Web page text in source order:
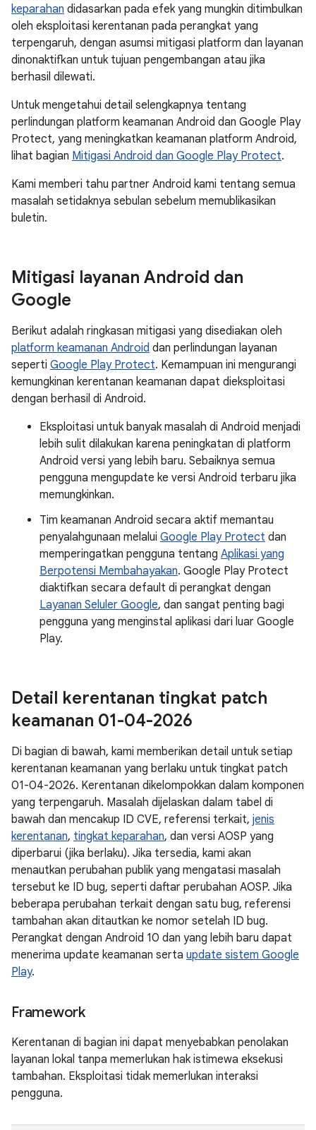
keparahan didasarkan pada efek yang mungkin ditimbulkan
oleh eksploitasi kerentanan pada perangkat yang
terpengaruh, dengan asumsi mitigasi platform dan layanan
dinonaktifkan untuk tujuan pengembangan atau jika
berhasil dilewati.
Untuk mengetahui detail selengkapnya tentang
perlindungan platform keamanan Android dan Google Play
Protect, yang meningkatkan keamanan platform Android,
lihat bagian Mitigasi Android dan Google Play Protect.
Kami memberi tahu partner Android kami tentang semua
masalah setidaknya sebulan sebelum memublikasikan
buletin.
Mitigasi layanan Android dan
Google
Berikut adalah ringkasan mitigasi yang disediakan oleh
platform keamanan Android dan perlindungan layanan
seperti Google Play Protect. Kemampuan ini mengurangi
kemungkinan kerentanan keamanan dapat dieksploitasi
dengan berhasil di Android.
Eksploitasi untuk banyak masalah di Android menjadi
lebih sulit dilakukan karena peningkatan di platform
Android versi yang lebih baru. Sebaiknya semua
pengguna mengupdate ke versi Android terbaru jika
memungkinkan.
Tim keamanan Android secara aktif memantau
penyalahgunaan melalui Google Play Protect dan
memperingatkan pengguna tentang Aplikasi yang
Berpotensi Membahayakan. Google Play Protect
diaktifkan secara default di perangkat dengan
Layanan Seluler Google, dan sangat penting bagi
pengguna yang menginstal aplikasi dari luar Google
Play.
Detail kerentanan tingkat patch
keamanan 01-04-2026
Di bagian di bawah, kami memberikan detail untuk setiap
kerentanan keamanan yang berlaku untuk tingkat patch
01-04-2026. Kerentanan dikelompokkan dalam komponen
yang terpengaruh. Masalah dijelaskan dalam tabel di
bawah dan mencakup ID CVE, referensi terkait, jenis
kerentanan, tingkat keparahan, dan versi AOSP yang
diperbarui (jika berlaku). Jika tersedia, kami akan
menautkan perubahan publik yang mengatasi masalah
tersebut ke ID bug, seperti daftar perubahan AOSP. Jika
beberapa perubahan terkait dengan satu bug, referensi
tambahan akan ditautkan ke nomor setelah ID bug.
Perangkat dengan Android 10 dan yang lebih baru dapat
menerima update keamanan serta update sistem Google
Play.
Framework
Kerentanan di bagian ini dapat menyebabkan penolakan
layanan lokal tanpa memerlukan hak istimewa eksekusi
tambahan. Eksploitasi tidak memerlukan interaksi
pengguna.